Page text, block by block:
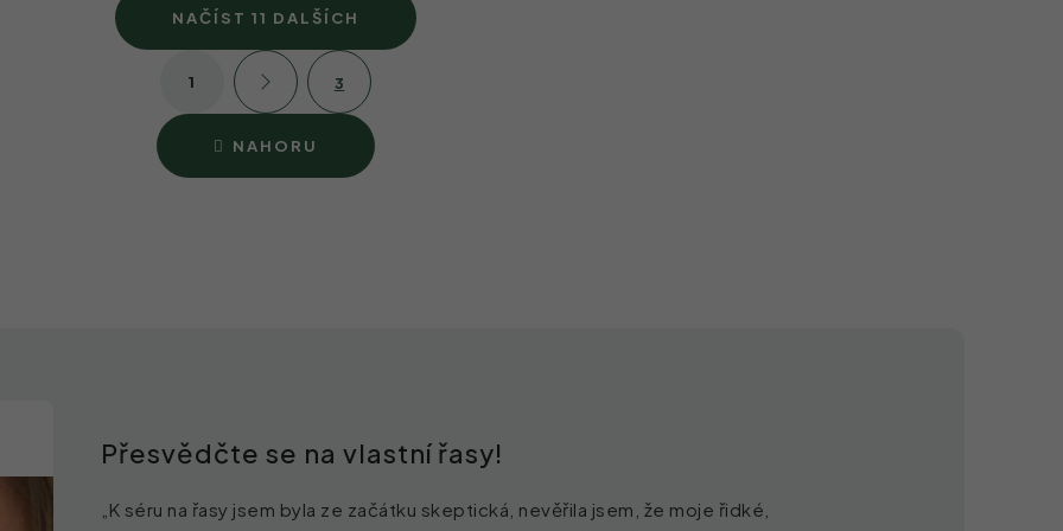
O
v
l
v
NAČÍST 11 DALŠÍCH
S
t
r
á
1 3
NAHORU
Přesvědčte se na vlastní řasy!
„K séru na řasy jsem byla ze začátku skeptická, nevěřila jsem, že moje řidké,